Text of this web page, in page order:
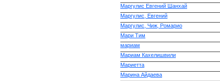
Маргулис Евгений Шанхай
Маргулис, Евгений
Маргулис, Чиж, Ромарио
Мари Тим
мариам
Мариам Кахелишвили
Мариетта
Марина Айдаева